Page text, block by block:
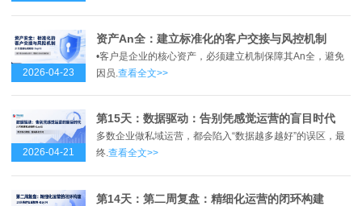
2026-04-23
资产An全：建立标准化的客户交接与风控机制
•客户是企业的核心资产，必须建立机制保障其An全，避免
因员. 查看全文>>
2026-04-21
第15天：数据驱动：告别凭感觉运营的盲目时代
多数企业做私域运营，都会陷入“数据越多越好”的误区，最
终.查看全文>>
第14天：第二周复盘：精细化运营的闭环构建